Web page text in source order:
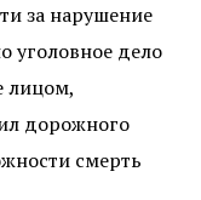
за нарушение
уголовное дело
лицом,
дорожного
смерть